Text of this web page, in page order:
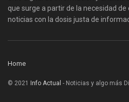
que surge a partir de la necesidad
noticias con la dosis justa de
Home
© 2021 Info Actual - Noticias y algo más